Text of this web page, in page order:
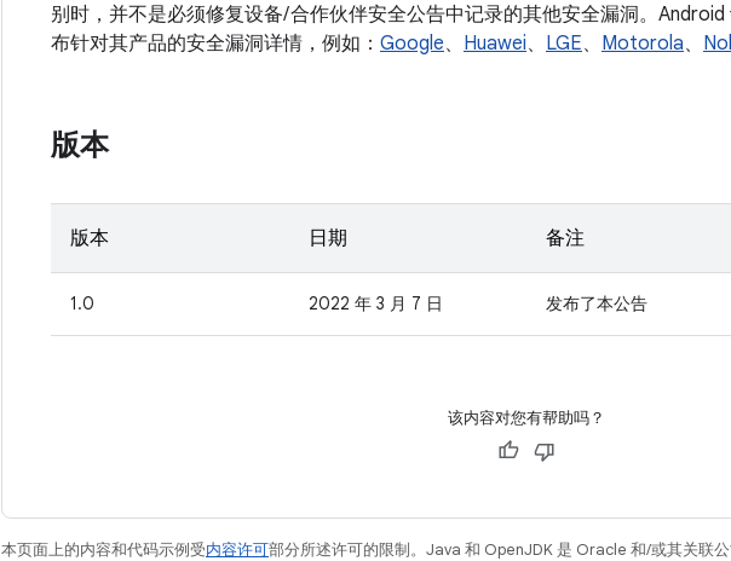
别时，并不是必须修复设备/ 合作伙伴安全公告中记录的其他安全漏洞。
布针对其产品的安全漏洞详情，例如： Google、 Huawei、 LGE、 Motorola、
版本
版本 日期 备注
1.0 2022 年 3 月 7 日 发布了本公告
该内容对您有帮助吗？
本页面上的内容和代码示例受内容许可部分所述许可的限制。Java 和 OpenJDK 是 Oracle 和/或其关联